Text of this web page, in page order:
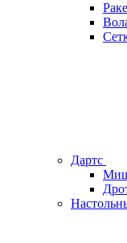
Дартс